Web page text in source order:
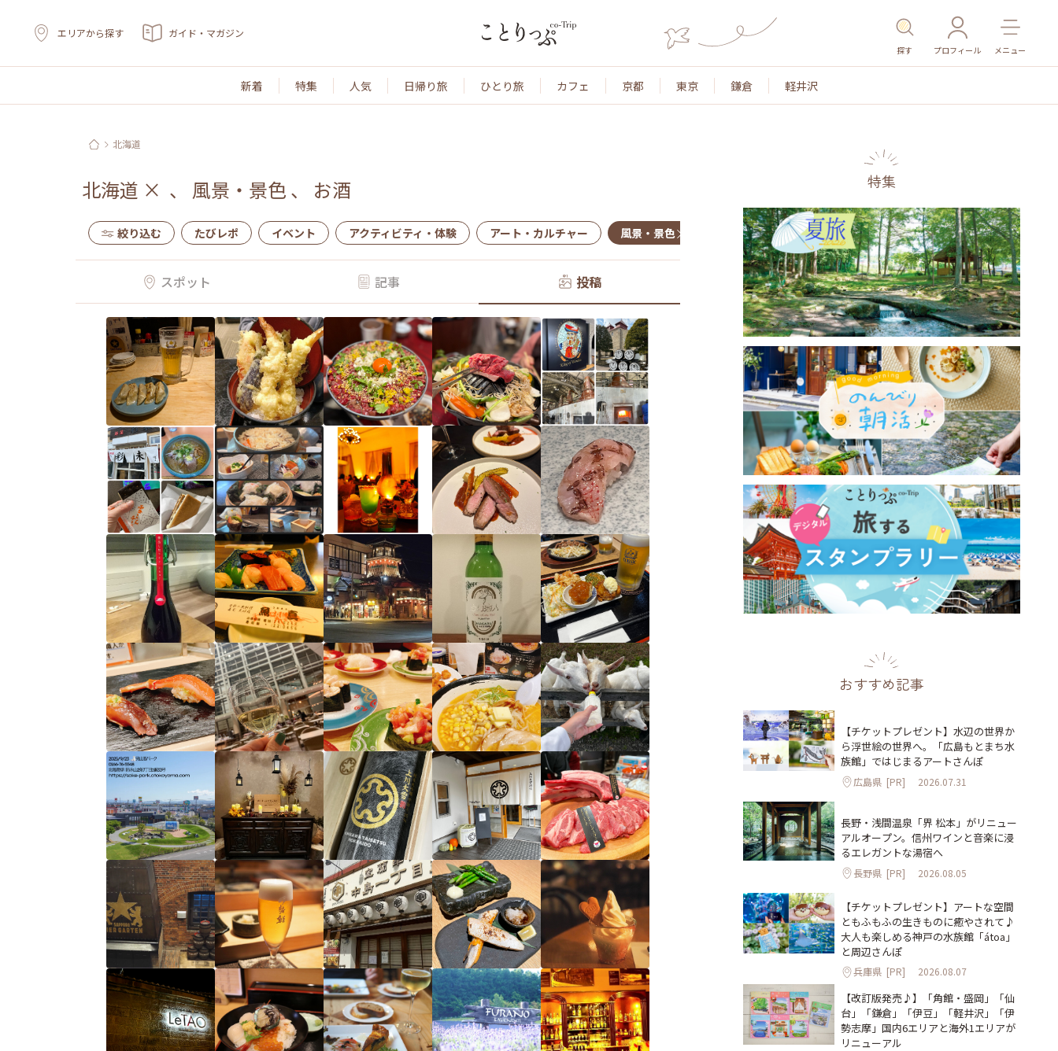
エリアから探す ガイド・マガジン
探す プロフィール メニュー
新着 特集 人気 日帰り旅 ひとり旅 カフェ 京都 東京 鎌倉 軽井沢
北海道
北海道 × 、 風景・景色 、 お酒
絞り込む たびレポ イベント アクティビティ・体験 アート・カルチャー 風景・景色 名所・旧跡 温泉・スパ その他施設 ごはん
スポット 記事 投稿
特集
おすすめ記事
【チケットプレゼント】水辺の世界か
ら浮世絵の世界へ。「広島もとまち水
族館」ではじまるアートさんぽ
広島県 [PR] 2026.07.31
長野・浅間温泉「界 松本」がリニュー
アルオープン。信州ワインと音楽に浸
るエレガントな湯宿へ
長野県 [PR] 2026.08.05
【チケットプレゼント】アートな空間
ともふもふの生きものに癒やされて♪
大人も楽しめる神戸の水族館「átoa」
と周辺さんぽ
兵庫県 [PR] 2026.08.07
【改訂版発売♪】「角館・盛岡」「仙
台」「鎌倉」「伊豆」「軽井沢」「伊
勢志摩」国内6エリアと海外1エリアが
リニューアル